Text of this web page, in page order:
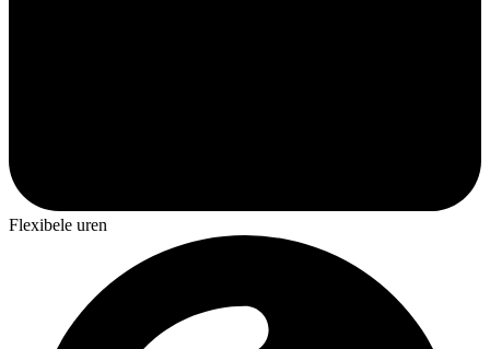
Flexibele uren